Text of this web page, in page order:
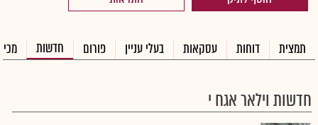
תמצית דוחות עסקאות בעלי עניין פורום חדשות
חדשות וילאר אגח י